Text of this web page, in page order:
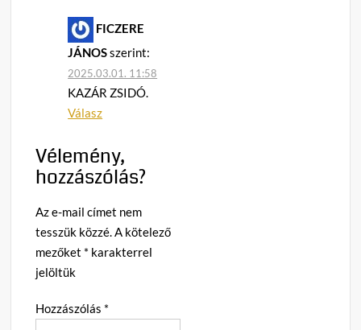
FICZERE
JÁNOSszerint:
2025.03.01. 11:58
KAZÁR ZSIDÓ.
Válasz
Vélemény,
hozzászólás?
Az e-mail címet nem
tesszük közzé.A kötelező
mezőket * karakterrel
jelöltük
Hozzászólás *